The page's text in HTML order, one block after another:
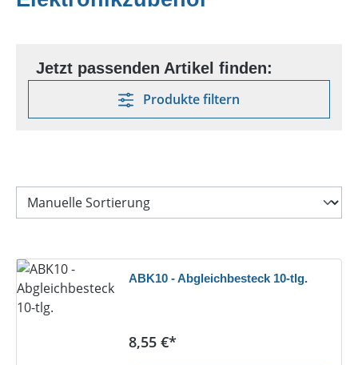
Produkte filtern
ABK10 - Abgleichbesteck 10-tlg.
Regulärer Preis:
8,55 €*